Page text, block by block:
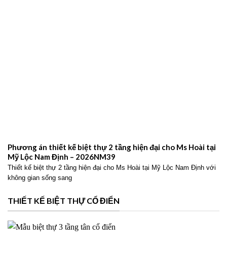
Phương án thiết kế biệt thự 2 tầng hiện đại cho Ms Hoài tại
Mỹ Lộc Nam Định – 2026NM39
Thiết kế biệt thự 2 tầng hiện đại cho Ms Hoài tại Mỹ Lộc Nam Định với
không gian sống sang
THIẾT KẾ BIỆT THỰ CỔ ĐIỂN